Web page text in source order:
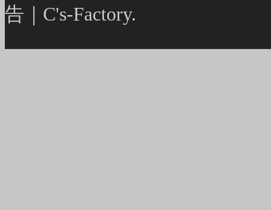
告｜C's-Factory.